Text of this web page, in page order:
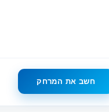
חשב את המרחק